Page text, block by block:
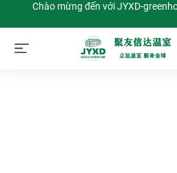
Chào mừng đến với JYXD-